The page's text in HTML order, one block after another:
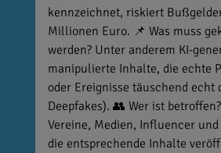
kennzeichnet, riskiert
Millionen Euro. 📌 Was muss
werden? Unter anderem KI-
manipulierte Inhalte, die echte
oder Ereignisse täuschend echt
Deepfakes). 👥 Wer ist
Vereine, Medien, Influencer
die entsprechende Inhalte